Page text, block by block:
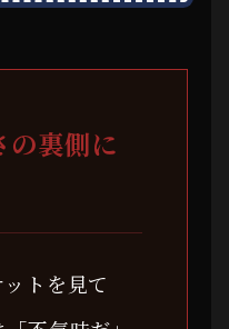
裏側に
トを見て